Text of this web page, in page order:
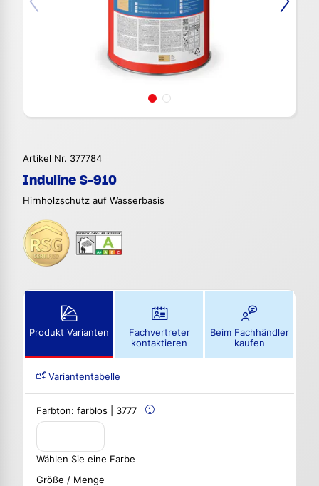
Artikel Nr. 377784
Induline S-910
Hirnholzschutz auf Wasserbasis
Produkt Varianten
Fachvertreter
kontaktieren
Beim Fachhändler
kaufen
Variantentabelle
Farbton: farblos | 3777
Wählen Sie eine Farbe
Größe / Menge